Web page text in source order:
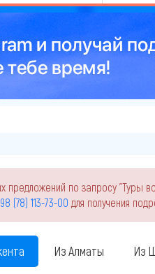
предложений по запросу "Туры
(78) 113-73-00 для получения
Из Алматы Из